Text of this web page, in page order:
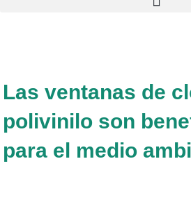
Las ventanas de
polivinilo son
para el medio